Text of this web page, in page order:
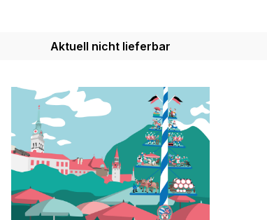
Aktuell nicht lieferbar